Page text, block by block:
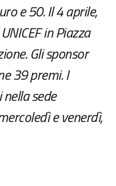
e 50. Il 4 aprile,
in Piazza
Gli sponsor
39 premi. I
sede
e venerdì,